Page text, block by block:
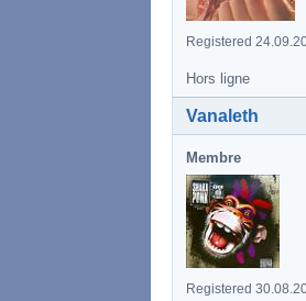
Registered
Hors ligne
Vanaleth
Membre
Registered